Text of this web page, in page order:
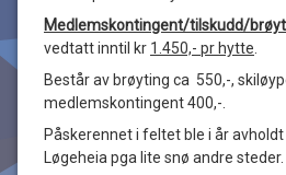
Medlemskontingent/tilskudd/
vedtatt inntil kr 1.450,- pr hytte
Består av brøyting ca 550,-,
medlemskontingent 400,-.
Påskerennet i feltet ble i år
Løgeheia pga lite snø andre steder.